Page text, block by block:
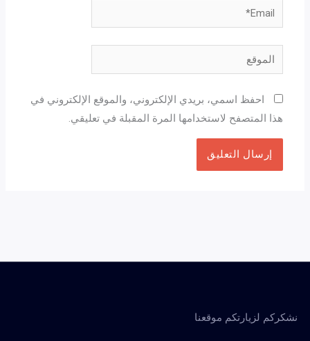
Email*
الموقع
احفظ اسمي، بريدي الإلكتروني، والموقع الإلكتروني في
هذا المتصفح لاستخدامها المرة المقبلة في تعليقي.
نشكركم لزيارتكم موقعنا